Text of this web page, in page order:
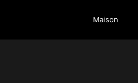
Maison